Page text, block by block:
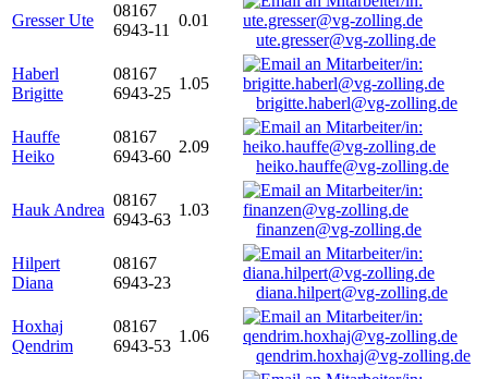
Gresser Ute
08167
6943-11
0.01
ute.gresser@vg-zolling.de
Haberl
Brigitte
08167
6943-25
1.05
brigitte.haberl@vg-zolling.de
Hauffe
Heiko
08167
6943-60
2.09
heiko.hauffe@vg-zolling.de
Hauk Andrea
08167
6943-63
1.03
finanzen@vg-zolling.de
Hilpert
Diana
08167
6943-23
diana.hilpert@vg-zolling.de
Hoxhaj
Qendrim
08167
6943-53
1.06
qendrim.hoxhaj@vg-zolling.de